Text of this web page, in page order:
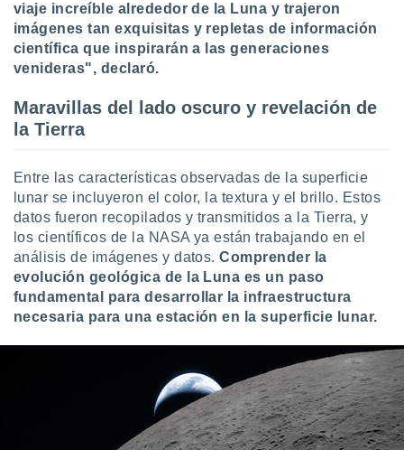
viaje increíble alrededor de la Luna y trajeron
imágenes tan exquisitas y repletas de información
científica que inspirarán a las generaciones
venideras", declaró.
Maravillas del lado oscuro y revelación de
la Tierra
Entre las características observadas de la superficie
lunar se incluyeron el color, la textura y el brillo. Estos
datos fueron recopilados y transmitidos a la Tierra, y
los científicos de la NASA ya están trabajando en el
análisis de imágenes y datos.Comprender la
evolución geológica de la Luna es un paso
fundamental para desarrollar la infraestructura
necesaria para una estación en la superficie lunar.